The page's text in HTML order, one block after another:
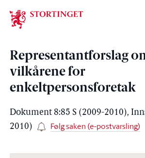
Stortinget.no
Representantforslag
vilkårene for
enkeltpersonsforetak
Dokument 8:85 S (2009-2010),
2010)
Følg saken (e-postvarsling)